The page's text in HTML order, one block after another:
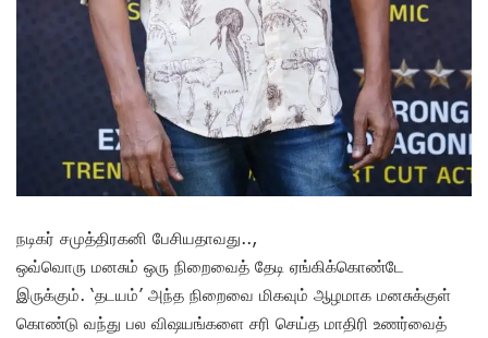
நடிகர் சமுத்திரகனி பேசியதாவது..,
ஒவ்வொரு மனசும் ஒரு நிறைவைத் தேடி ஏங்கிக்கொண்டே
இருக்கும். ‘தடயம்’ அந்த நிறைவை மிகவும் ஆழமாக மனசுக்குள்
கொண்டு வந்து பல விஷயங்களை சரி செய்த மாதிரி உணர்வைத்